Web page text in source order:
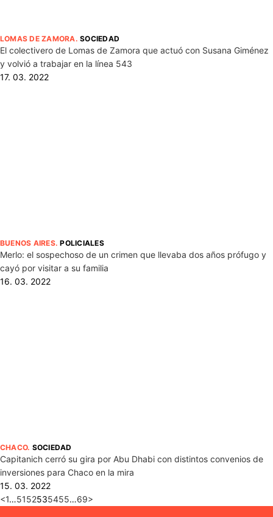
LOMAS DE ZAMORA.SOCIEDAD
El colectivero de Lomas de Zamora que actuó con Susana Giménez
y volvió a trabajar en la línea 543
17. 03. 2022
BUENOS AIRES.POLICIALES
Merlo: el sospechoso de un crimen que llevaba dos años prófugo y
cayó por visitar a su familia
16. 03. 2022
CHACO. SOCIEDAD
Capitanich cerró su gira por Abu Dhabi con distintos convenios de
inversiones para Chaco en la mira
15. 03. 2022
<1…5152535455…69>